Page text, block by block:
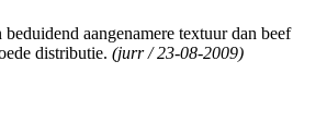
aangenamere textuur dan beef
distributie. (jurr / 23-08-2009)